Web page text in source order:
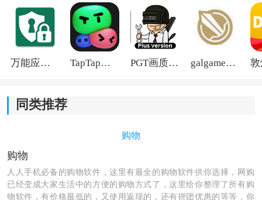
万能应用隐藏 TapTap国际版2026 PGT画质助手旧版 galgame游戏盒子2026
同类推荐
购物
购物
人人手机必备的购物软件，这里有最全的购物软件供你选择，网购
已经变成大家生活中的方便的购物方式了，这里给你整理了所有购
物软件，有价格最低的，又使用返现的，还有拼团优惠的等等，你